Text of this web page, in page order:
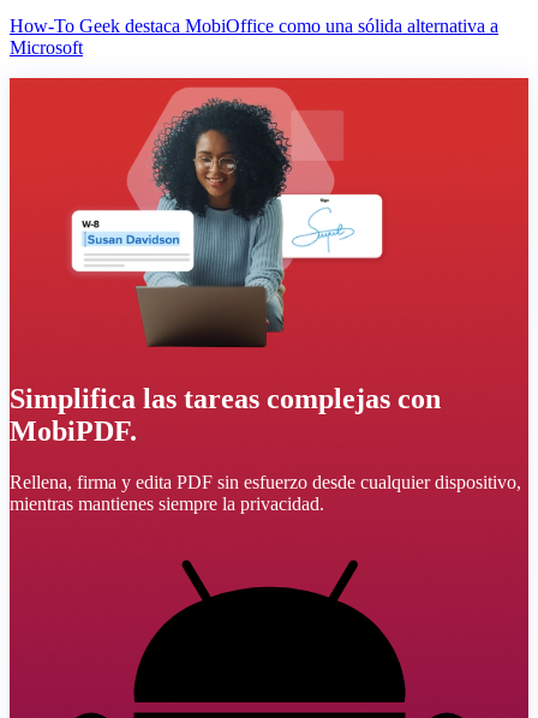
How-To Geek destaca MobiOffice como una sólida alternativa a
Microsoft
Simplifica las tareas complejas con
MobiPDF.
Rellena, firma y edita PDF sin esfuerzo desde cualquier dispositivo,
mientras mantienes siempre la privacidad.